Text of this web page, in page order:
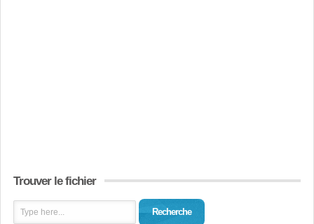
Trouver le fichier
Recherche